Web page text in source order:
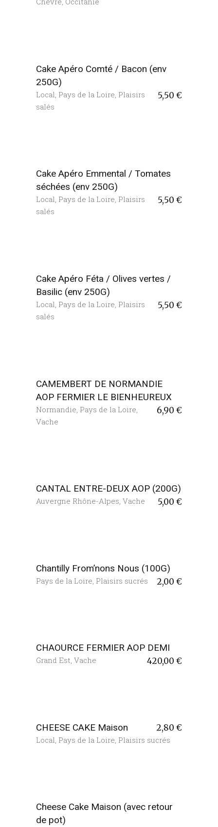
Cake Apéro Comté / Bacon (env
250G)
5,50 €
Local Pays de la Loire Plaisirs
salés
Cake Apéro Emmental / Tomates
séchées (env 250G)
5,50 €
Local, Pays de la Loire, Plaisirs
salés
Cake Apéro Féta / Olives vertes /
Basilic (env 250G)
5,50 €
Local Pays de la Loire Plaisirs
salés
CAMEMBERT DE NORMANDIE
AOP FERMIER LE BIENHEUREUX
6,90 €
Normandie Pays de la Loire
Vache
CANTAL ENTRE-DEUX AOP (200G)
5,00 €
Auvergne Rhône-Alpes, Vache
Chantilly From’nons Nous (100G)
2,00 €
Pays de la Loire Plaisirs sucrés
CHAOURCE FERMIER AOP DEMI
420,00 €
Grand Est, Vache
CHEESE CAKE Maison 2,80 €
Local Pays de la Loire Plaisirs sucrés
Cheese Cake Maison (avec retour
de pot)